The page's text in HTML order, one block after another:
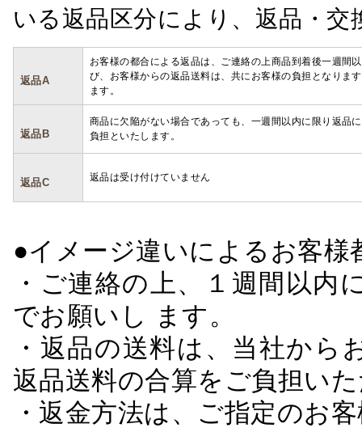
いる返品区分により、返品・
返品A
お客様の都合による返品は、ご連絡の上商品到着後一週間
び、お客様からの返品送料は、共にお客様の負担となりま
ます。
返品B
商品に欠陥がない場合であっても、一週間以内に限り返品
負担といたします。
返品C 返品は受け付けていません
●イメージ違いによるお客
・ご連絡の上、１週間以
でお願いし ます。
・返品の送料は、当社か
返品送料の合算をご負担い
・返金方法は、ご指定のお